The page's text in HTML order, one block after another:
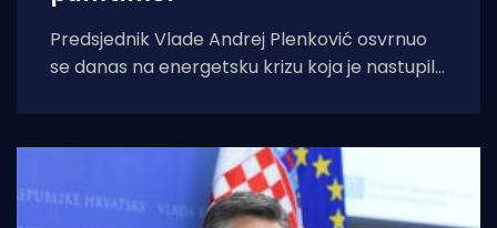
Predsjednik Vlade Andrej Plenković osvrnuo
se danas na energetsku krizu koja je nastupila